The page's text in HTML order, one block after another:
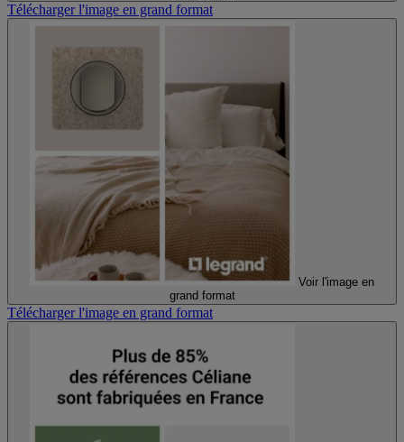
Télécharger l'image en grand format
Voir l'image en
grand format
Télécharger l'image en grand format